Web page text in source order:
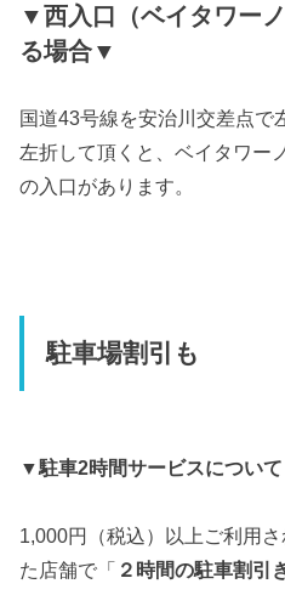
▼西入口（ベイタワー
る場合▼
国道43号線を安治川交差点で
左折して頂くと、ベイタワー
の入口があります。
駐車場割引も
▼駐車2時間サービスについ
1,000円（税込）以上ご利用
た店舗で「 ２時間の駐車割引